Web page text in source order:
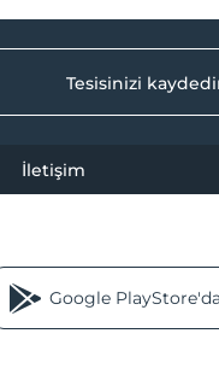
Tesisinizi
İletişim
Google